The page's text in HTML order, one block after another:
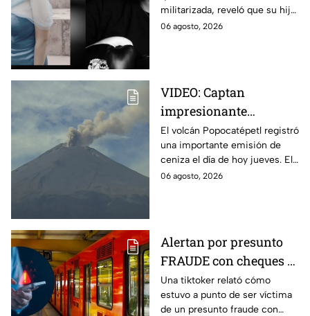
morir iba a declarar en
su contra
militarizada, reveló que su hija
iba a declarar contra su padre
06 agosto, 2026
VIDEO: Captan
impresionante
columna de ceniza en
el volcán Popocatépetl;
estas zonas de Puebla
serán afectadas hoy
El volcán Popocatépetl registró
una importante emisión de
ceniza el día de hoy jueves. El
Semáforo de Alerta Volcánica
06 agosto, 2026
Alertan por presunto
FRAUDE con cheques al
salir del metro de la
CDMX; joven exhibe
Una tiktoker relató cómo
estuvo a punto de ser víctima
de un presunto fraude con